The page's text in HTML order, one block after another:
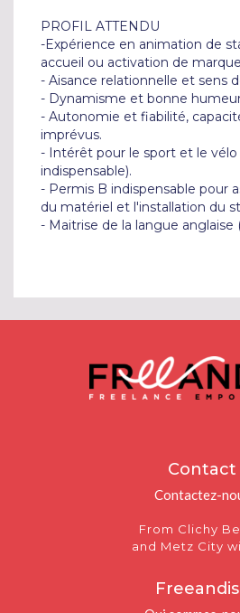
PROFIL ATTENDU
-Expérience en animation de
accueil ou activation de
- Aisance relationnelle et sens
- Dynamisme et bonne
- Autonomie et fiabilité,
imprévus.
- Intérêt pour le sport et le vélo
indispensable).
- Permis B indispensable pour
du matériel et l'installation du
- Maitrise de la langue anglaise
Contact
Contactez-
From Clichy
and Metz City